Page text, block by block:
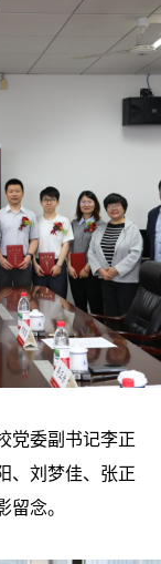
党委副书记李正
、刘梦佳、张正
留念。